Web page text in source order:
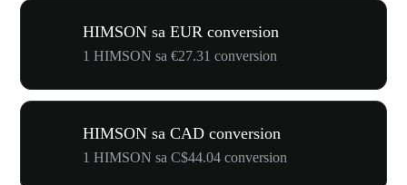
HIMSON sa EUR conversion
1 HIMSON sa €27.31 conversion
HIMSON sa CAD conversion
1 HIMSON sa C$44.04 conversion